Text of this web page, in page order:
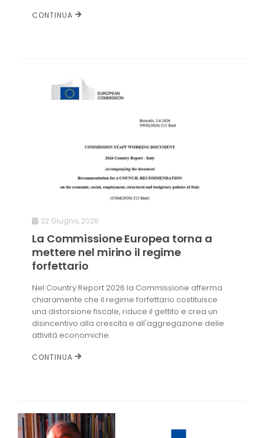
CONTINUA
22 Giugno, 2026
La Commissione Europea torna a
mettere nel mirino il regime
forfettario
Nel Country Report 2026 la Commissione afferma
chiaramente che il regime forfettario costituisce
una distorsione fiscale, riduce il gettito e crea un
disincentivo alla crescita e all'aggregazione delle
attività economiche.
CONTINUA